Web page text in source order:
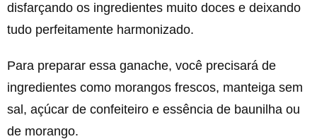
disfarçando os ingredientes muito doces e deixando
tudo perfeitamente harmonizado.
Para preparar essa ganache, você precisará de
ingredientes como morangos frescos, manteiga sem
sal, açúcar de confeiteiro e essência de baunilha ou
de morango.